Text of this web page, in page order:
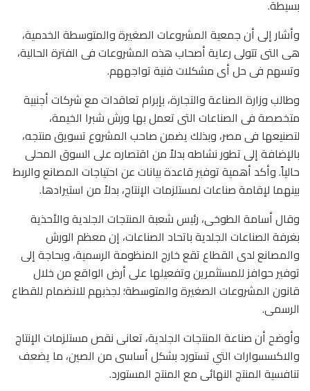
بسيطة.
وأشار إلى أن جمعية المشروعات الصغيرة والمتوسطة الخدمية،
هى التى تتولى رعاية أصحاب هذه المشروعات فى الفترة الحالية،
وتسهم فى حل أى مشكلات فنية تواجههم.
وطالب وزارة الصناعة والتجارة، بإبرام تعاقدات مع شركات أجنبية
متخصصة فى الصناعات التى تعمل بها ورش شبرا الخيمة،
لتصنيعها فى مصر، وبذلك يضمن صاحب المشروع تسويق منتجه،
بالإضافة إلى تطور نشاطه بدلاً من اقتصاره على السوق المحلى
حالياً. وأكد أهمية توفير قاعدة بيانات عن احتياجات المصانع والربط
بينهما لإقامة صناعات لمستلزمات الإنتاج، بدلاً من استيرادها.
وقال أسامة الطوخى، رئيس شعبة المنتجات الجلدية والأحذية
بغرفة الصناعات الجلدية باتحاد الصناعات، إن معظم الورش
والمصانع لدى القطاع تقع خارج المنظومة الرسمية، وبحاجة إلى
توفير حوافز للمستثمرين وتفعيلها على أرض الواقع من خلال
قانون المشروعات الصغيرة والمتوسطة؛ لجذبهم للانضمام للقطاع
الرسمى.
وأوضح أن صناعة المنتجات الجلدية، تعانى نقص مستلزمات الإنتاج
والاكسسوارات التي تستورد بشكل أساسى من الصين، ما يضعف
تنافسية المنتج النهائى مع المنتج المستورد.